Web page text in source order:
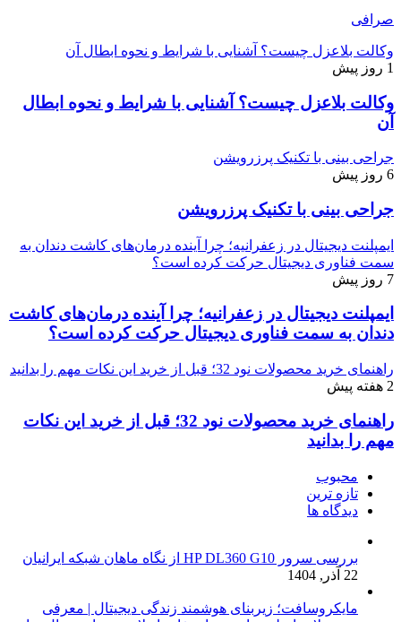
صرافی
وکالت بلاعزل چیست؟ آشنایی با شرایط و نحوه ابطال آن
1 روز پیش
وکالت بلاعزل چیست؟ آشنایی با شرایط و نحوه ابطال
آن
جراحی بینی با تکنیک پرزرویشن
6 روز پیش
جراحی بینی با تکنیک پرزرویشن
ایمپلنت دیجیتال در زعفرانیه؛ چرا آینده درمان‌های کاشت دندان به
سمت فناوری دیجیتال حرکت کرده است؟
7 روز پیش
ایمپلنت دیجیتال در زعفرانیه؛ چرا آینده درمان‌های کاشت
دندان به سمت فناوری دیجیتال حرکت کرده است؟
راهنمای خرید محصولات نود 32؛ قبل از خرید این نکات مهم را بدانید
2 هفته پیش
راهنمای خرید محصولات نود 32؛ قبل از خرید این نکات
مهم را بدانید
محبوب
تازه ترین
دیدگاه ها
بررسی سرور HP DL360 G10 از نگاه ماهان شبکه ایرانیان
22 آذر, 1404
مایکروسافت؛ زیربنای هوشمند زندگی دیجیتال | معرفی